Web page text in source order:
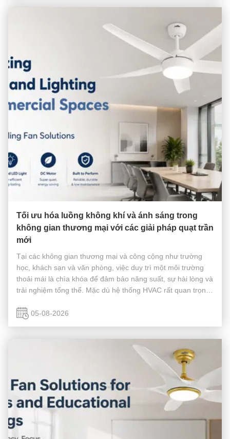
Tối ưu hóa luồng không khí và ánh sáng trong
không gian thương mại với các giải pháp quạt trần
mới
Tại các không gian thương mại và công cộng như trường
học, khách sạn và văn phòng, việc duy trì một môi trường
thoải mái là chìa khóa để đảm bảo năng suất, sự hài lòng và
trải nghiệm tổng thể. Mặc dù hệ thống HVAC rất quan trọng,
luồng kh...
05-08-2026